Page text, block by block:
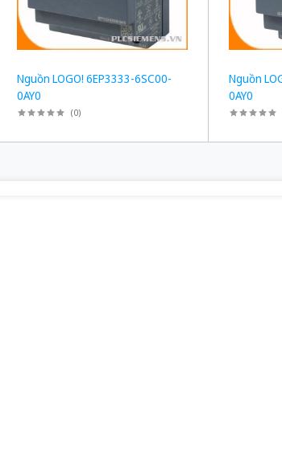
Nguồn LOGO! 6EP3333-6SC00-
0AY0
(0)
Nguồn
0AY0